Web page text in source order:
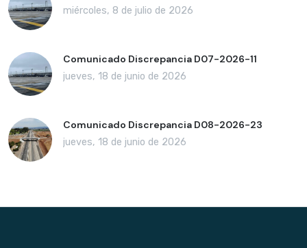
miércoles, 8 de julio de 2026
Comunicado Discrepancia D07-2026-11
jueves, 18 de junio de 2026
Comunicado Discrepancia D08-2026-23
jueves, 18 de junio de 2026